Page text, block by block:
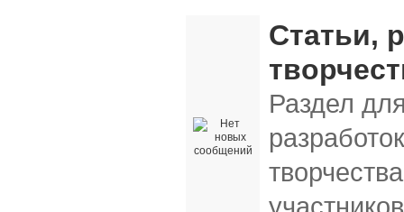
Статьи,
Раздел